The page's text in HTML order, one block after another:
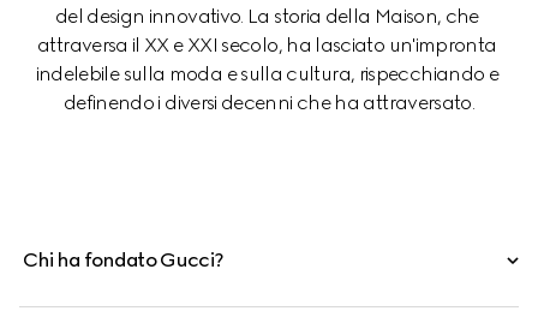
del design innovativo. La storia della Maison, che
attraversa il XX e XXI secolo, ha lasciato un'impronta
indelebile sulla moda e sulla cultura, rispecchiando e
definendo i diversi decenni che ha attraversato.
Chi ha fondato Gucci?